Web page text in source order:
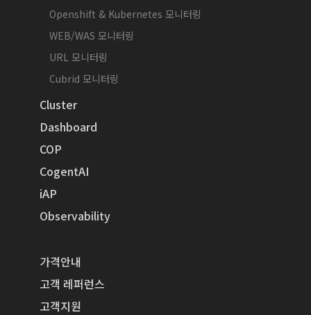
Openshift & Kubernetes 모니터링
WEB/WAS 모니터링
URL 모니터링
Cubrid 모니터링
Cluster
Dashboard
COP
CogentAI
iAP
Observability
가격안내
고객 레퍼런스
고객지원